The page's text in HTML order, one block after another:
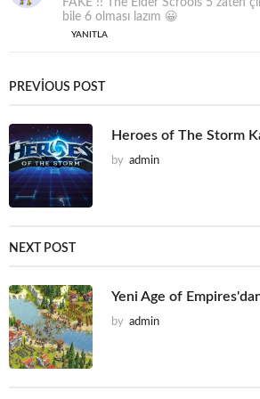
d
i
:
FAKE !! The Elder Scrools 5 zaten
bile 6 olması lazım 😀
YANITLA
PREVIOUS POST
Heroes of The Storm
by admin
NEXT POST
Yeni Age of
by admin